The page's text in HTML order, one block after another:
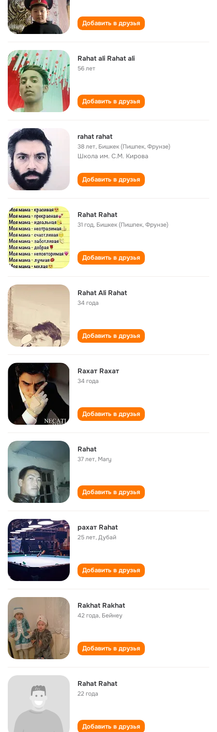
Добавить в друзья
Rahat ali Rahat ali
56 лет
Добавить в друзья
rahat rahat
38 лет, Бишкек (Пишпек, Фрунзе)
Школа им. С.М. Кирова
Добавить в друзья
Rahat Rahat
31 год, Бишкек (Пишпек, Фрунзе)
Добавить в друзья
Rahat Ali Rahat
34 года
Добавить в друзья
Raхат Raхат
34 года
Добавить в друзья
Rahat
37 лет, Mary
Добавить в друзья
рахат Rahat
25 лет,Дубай
Добавить в друзья
Rakhat Rakhat
42 года, Бейнеу
Добавить в друзья
Rahat Rahat
22 года
Добавить в друзья